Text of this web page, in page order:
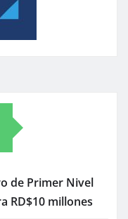
de Primer Nivel
RD$10 millones